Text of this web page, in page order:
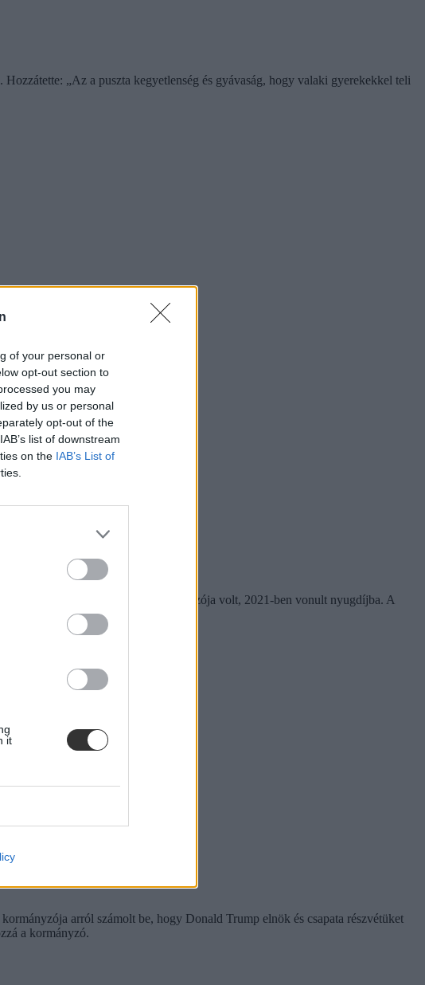
of your personal or
opt-out section to
you may
by us or personal
opt-out of the
list of downstream
on the IAB’s List of
it
„Az a puszta kegyetlenség és gyávaság, hogy valaki gyerekekkel teli
most már jobban van.”
korábban az intézmény dolgozója volt, 2021-ben vonult nyugdíjba. A
arról számolt be, hogy Donald Trump elnök és csapata részvétüket
a kormányzó.